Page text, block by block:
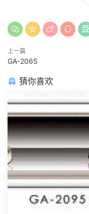
上一篇
GA-2065
猜你喜欢